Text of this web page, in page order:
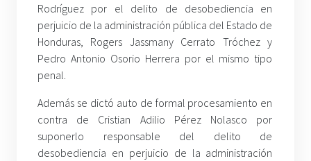
Rodríguez por el delito de desobediencia en
perjuicio de la administración pública del Estado de
Honduras, Rogers Jassmany Cerrato Tróchez y
Pedro Antonio Osorio Herrera por el mismo tipo
penal.
Además se dictó auto de formal procesamiento en
contra de Cristian Adilio Pérez Nolasco por
suponerlo responsable del delito de
desobediencia en perjuicio de la administración